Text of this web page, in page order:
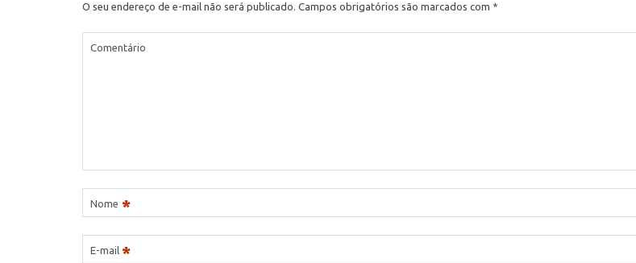
O seu endereço de e-mail não será publicado. Campos obrigatórios são marcados com *
Comentário
Nome *
E-mail *